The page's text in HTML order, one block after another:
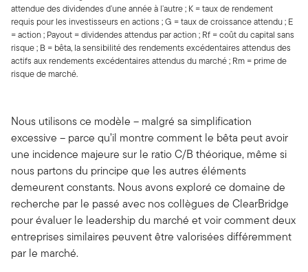
attendue des dividendes d’une année à l’autre ; K = taux de rendement
requis pour les investisseurs en actions ; G = taux de croissance attendu ; E
= action ; Payout = dividendes attendus par action ; Rf = coût du capital sans
risque ; B = bêta, la sensibilité des rendements excédentaires attendus des
actifs aux rendements excédentaires attendus du marché ; Rm = prime de
risque de marché.
Nous utilisons ce modèle – malgré sa simplification
excessive – parce qu’il montre comment le bêta peut avoir
une incidence majeure sur le ratio C/B théorique, même si
nous partons du principe que les autres éléments
demeurent constants. Nous avons exploré ce domaine de
recherche par le passé avec nos collègues de ClearBridge
pour évaluer le leadership du marché et voir comment deux
entreprises similaires peuvent être valorisées différemment
par le marché.